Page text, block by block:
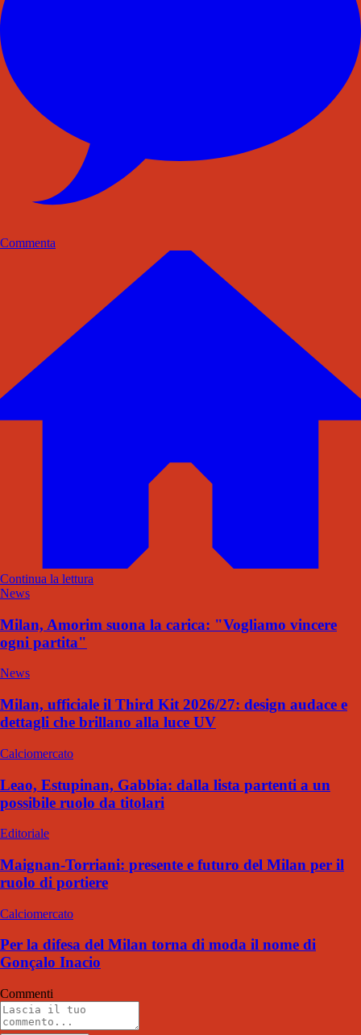
Commenta
Continua la lettura
News
Milan, Amorim suona la carica: "Vogliamo vincere
ogni partita"
News
Milan, ufficiale il Third Kit 2026/27: design audace e
dettagli che brillano alla luce UV
Calciomercato
Leao, Estupinan, Gabbia: dalla lista partenti a un
possibile ruolo da titolari
Editoriale
Maignan-Torriani: presente e futuro del Milan per il
ruolo di portiere
Calciomercato
Per la difesa del Milan torna di moda il nome di
Gonçalo Inacio
Commenti